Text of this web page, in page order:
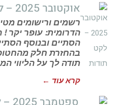
אוקטובר 2025 – לקט תודות
רשמים ורישומים
הדרומית: עופר יקר
הסתיים ובנוסף
בהחזרת חלק
תודה לך על הליווי
קרא עוד ←